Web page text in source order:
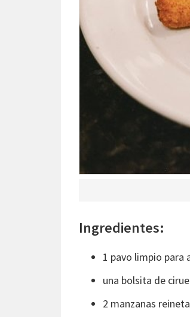
Ingredientes:
1 pavo limpio para
una bolsita de
2 manzanas reineta